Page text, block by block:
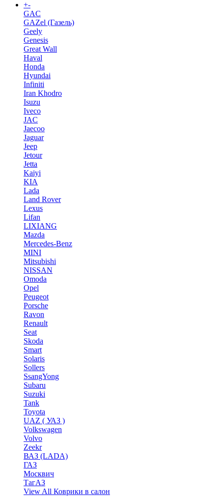
+-
GAC
GAZel (Газель)
Geely
Genesis
Great Wall
Haval
Honda
Hyundai
Infiniti
Iran Khodro
Isuzu
Iveco
JAC
Jaecoo
Jaguar
Jeep
Jetour
Jetta
Kaiyi
KIA
Lada
Land Rover
Lexus
Lifan
LIXIANG
Mazda
Mercedes-Benz
MINI
Mitsubishi
NISSAN
Omoda
Opel
Peugeot
Porsche
Ravon
Renault
Seat
Skoda
Smart
Solaris
Sollers
SsangYong
Subaru
Suzuki
Tank
Toyota
UAZ ( УАЗ )
Volkswagen
Volvo
Zeekr
ВАЗ (LADA)
ГАЗ
Москвич
ТагАЗ
View All Коврики в салон